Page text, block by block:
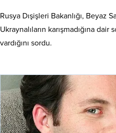
Rusya Dışişleri Bakanlığı, Beyaz
Ukraynalıların karışmadığına
vardığını sordu.